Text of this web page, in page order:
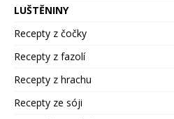
LUŠTĚNINY
Recepty z čočky
Recepty z fazolí
Recepty z hrachu
Recepty ze sóji